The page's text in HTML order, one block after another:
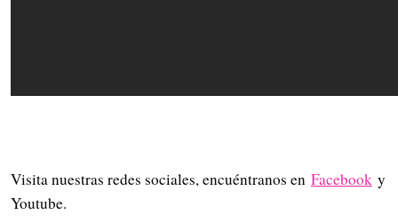
Visita nuestras redes sociales, encuéntranos en Facebook y
Youtube.